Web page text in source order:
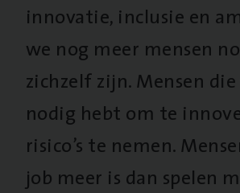
innovatie, inclusie en
we nog meer mensen
zichzelf zijn. Mensen
nodig hebt om te
risico’s te nemen.
job meer is dan spelen